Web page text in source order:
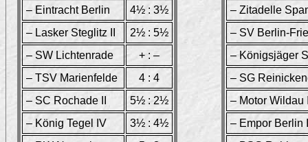
– Eintracht Berlin
4½ : 3½
– Lasker Steglitz II
2½ : 5½
– SW Lichtenrade
+ : –
– TSV Marienfelde
4 : 4
– SC Rochade II
5½ : 2½
– König Tegel IV
3½ : 4½
– Zitadelle
– SV Berlin-
– Königsjäger
– SG
– Motor Wildau
– Empor Berlin